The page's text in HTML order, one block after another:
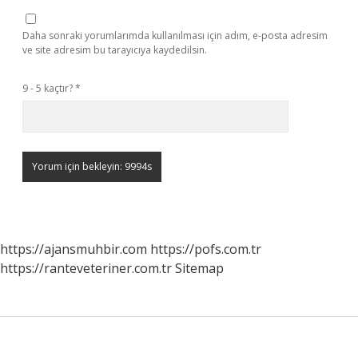
Daha sonraki yorumlarımda kullanılması için adım, e-posta adresim
ve site adresim bu tarayıcıya kaydedilsin.
9 - 5 kaçtır?*
https://ajansmuhbir.com https://pofs.com.tr
https://ranteveteriner.com.trSitemap